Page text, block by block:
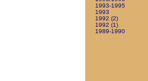
1993-1995
1993
1992 (2)
1992 (1)
1989-1990